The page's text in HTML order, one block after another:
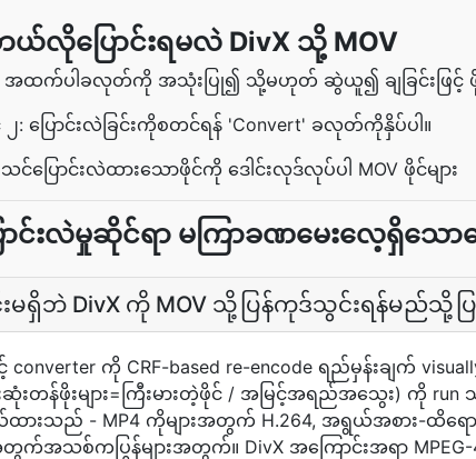
လိုပြောင်းရမလဲ DivX သို့ MOV
ထက်ပါခလုတ်ကို အသုံးပြု၍ သို့မဟုတ် ဆွဲယူ၍ ချခြင်းဖြင့် ဖို
: ပြောင်းလဲခြင်းကိုစတင်ရန် 'Convert' ခလုတ်ကိုနှိပ်ပါ။
ပြောင်းလဲထားသောဖိုင်ကို ဒေါင်းလုဒ်လုပ်ပါ MOV ဖိုင်များ
ာင်းလဲမှုဆိုင်ရာ မကြာခဏမေးလေ့ရှိသောမေ
ရှိဘဲ DivX ကို MOV သို့ပြန်ကုဒ်သွင်းရန်မည်သို့
ကို CRF-based re-encode ရည်မှန်းချက်
ဆုံးတန်ဖိုးများ=ကြီးမားတဲ့ဖိုင် / အမြင့်အရည်အသွေး) ကို
ထားသည် - MP4 ကိုများအတွက် H.264, အရွယ်အစား-ထိရ
တွက်အသစ်ကပြွန်များအတွက်။ DivX အကြောင်းအရာ